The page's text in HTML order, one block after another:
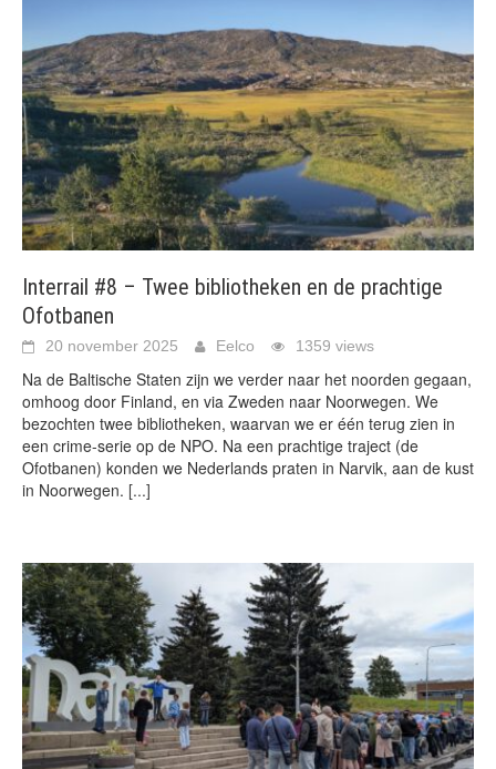
Interrail #8 – Twee bibliotheken en de prachtige
Ofotbanen
20 november 2025 Eelco 1359 views
Na de Baltische Staten zijn we verder naar het noorden gegaan,
omhoog door Finland, en via Zweden naar Noorwegen. We
bezochten twee bibliotheken, waarvan we er één terug zien in
een crime-serie op de NPO. Na een prachtige traject (de
Ofotbanen) konden we Nederlands praten in Narvik, aan de kust
in Noorwegen. [...]